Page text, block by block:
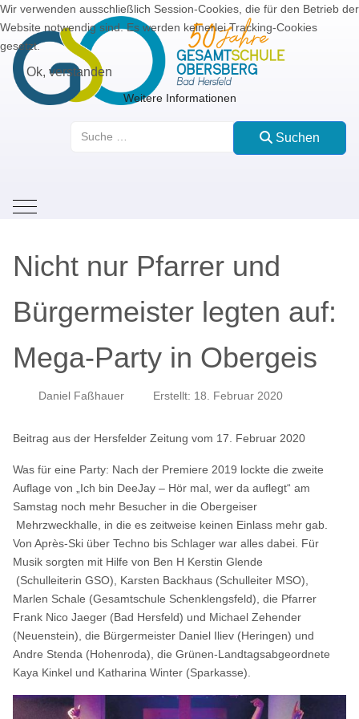
Suchen
Mobile Menu Toggle
Nicht nur Pfarrer und
Bürgermeister legten auf:
Mega-Party in Obergeis
Daniel Faßhauer Erstellt: 18. Februar 2020
Beitrag aus der Hersfelder Zeitung vom 17. Februar 2020
Was für eine Party: Nach der Premiere 2019 lockte die zweite
Auflage von „Ich bin DeeJay – Hör mal, wer da auflegt“ am
Samstag noch mehr Besucher in die Obergeiser
Mehrzweckhalle, in die es zeitweise keinen Einlass mehr gab.
Von Après-Ski über Techno bis Schlager war alles dabei. Für
Musik sorgten mit Hilfe von Ben H Kerstin Glende
(Schulleiterin GSO), Karsten Backhaus (Schulleiter MSO),
Marlen Schale (Gesamtschule Schenklengsfeld), die Pfarrer
Frank Nico Jaeger (Bad Hersfeld) und Michael Zehender
(Neuenstein), die Bürgermeister Daniel Iliev (Heringen) und
Andre Stenda (Hohenroda), die Grünen-Landtagsabgeordnete
Kaya Kinkel und Katharina Winter (Sparkasse).
Wir verwenden ausschließlich Session-Cookies, die für den Betrieb der
Website notwendig sind. Es werden keinerlei Tracking-Cookies
gesetzt.
Ok, verstanden
Weitere Informationen